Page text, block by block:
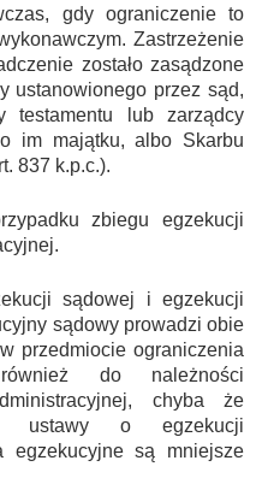
gdy ograniczenie to
Zastrzeżenie
zostało zasądzone
ustanowionego przez sąd,
testamentu lub zarządcy
im majątku, albo Skarbu
837 k.p.c.).
zbiegu egzekucji
sądowej i egzekucji
sądowy prowadzi obie
przedmiocie ograniczenia
do należności
chyba że
ustawy o egzekucji
egzekucyjne są mniejsze
się
polityce prywatności.